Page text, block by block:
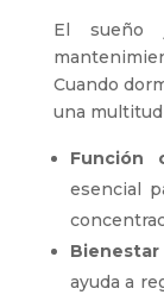
El sueño
Cuando
una
Función
esencial
ayuda a